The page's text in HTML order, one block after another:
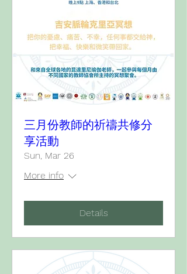
三月份教師的祈禱共修分
享活動
Sun, Mar 26
More info
Details